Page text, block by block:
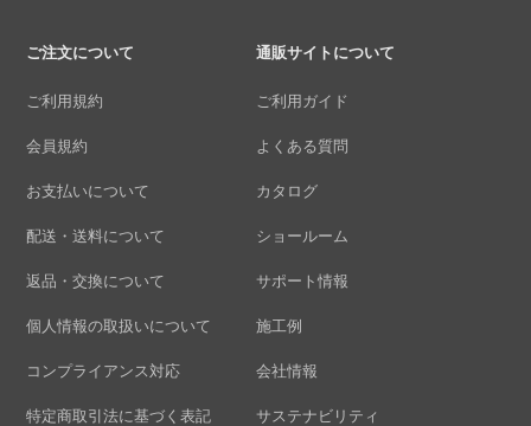
ご注文について
ご利用規約
会員規約
お支払いについて
配送・送料について
返品・交換について
個人情報の取扱いについて
コンプライアンス対応
特定商取引法に基づく表記
通販サイトについて
ご利用ガイド
よくある質問
カタログ
ショールーム
サポート情報
施工例
会社情報
サステナビリティ